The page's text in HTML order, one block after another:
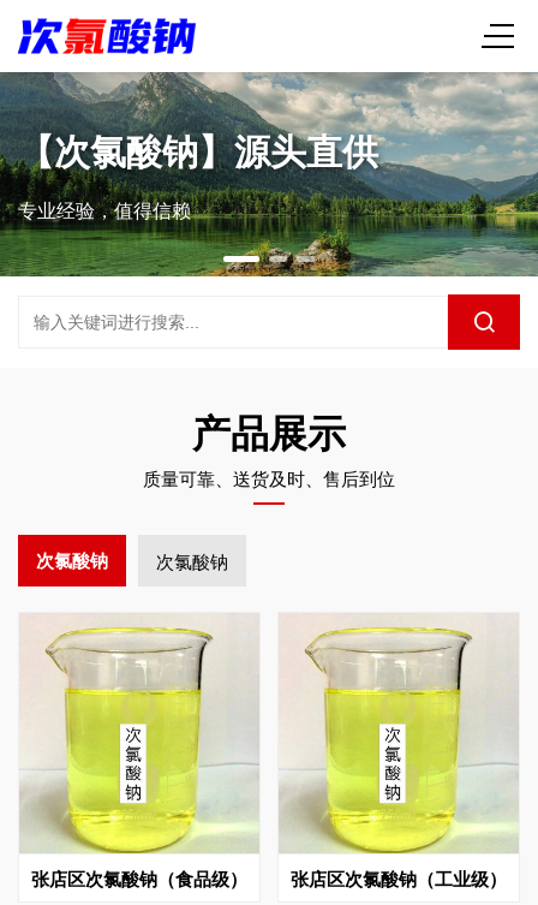
【次氯酸钠】源头直供
专业经验，值得信赖
产品展示
质量可靠、送货及时、售后到位
次氯酸钠 次氯酸钠
张店区次氯酸钠（食品级） 张店区次氯酸钠（工业级）